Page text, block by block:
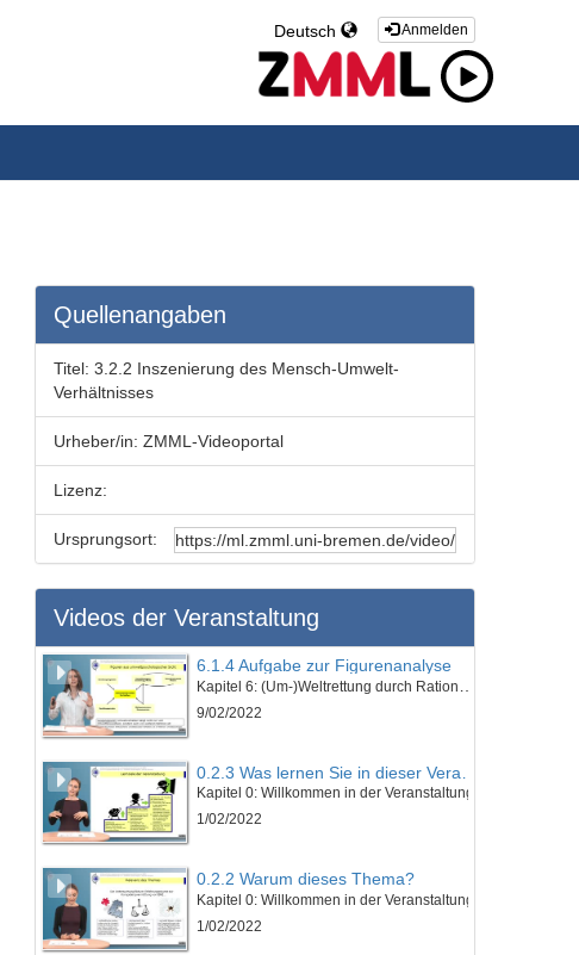
Anmelden
Deutsch
Quellenangaben
Titel: 3.2.2 Inszenierung des Mensch-Umwelt-
Verhältnisses
Urheber/in: ZMML-Videoportal
Lizenz:
Ursprungsort:
Videos der Veranstaltung
6.1.4 Aufgabe zur Figurenanalyse
9/02/2022
Kapitel 0: Willkommen in der Veranstaltung
1/02/2022
0.2.2 Warum dieses Thema?
Kapitel 0: Willkommen in der Veranstaltung
1/02/2022